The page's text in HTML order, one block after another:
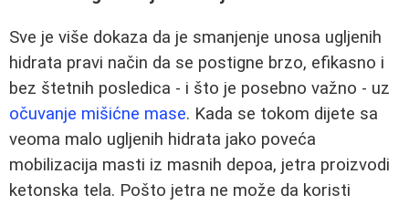
Sve je više dokaza da je smanjenje unosa ugljenih
hidrata pravi način da se postigne brzo, efikasno i
bez štetnih posledica - i što je posebno važno - uz
očuvanje mišićne mase. Kada se tokom dijete sa
veoma malo ugljenih hidrata jako poveća
mobilizacija masti iz masnih depoa, jetra proizvodi
ketonska tela. Pošto jetra ne može da koristi